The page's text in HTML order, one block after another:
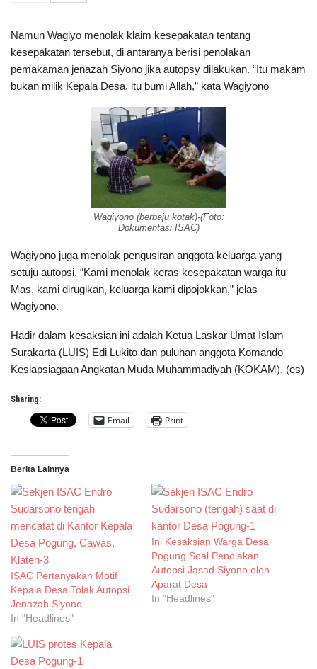
Namun Wagiyo menolak klaim kesepakatan tentang
kesepakatan tersebut, di antaranya berisi penolakan
pemakaman jenazah Siyono jika autopsy dilakukan. “Itu makam
bukan milik Kepala Desa, itu bumi Allah,” kata Wagiyono
Wagiyono (berbaju kotak)-(Foto:
Dokumentasi ISAC)
Wagiyono juga menolak pengusiran anggota keluarga yang
setuju autopsi. “Kami menolak keras kesepakatan warga itu
Mas, kami dirugikan, keluarga kami dipojokkan,” jelas
Wagiyono.
Hadir dalam kesaksian ini adalah Ketua Laskar Umat Islam
Surakarta (LUIS) Edi Lukito dan puluhan anggota Komando
Kesiapsiagaan Angkatan Muda Muhammadiyah (KOKAM). (es)
Sharing:
Email Print
Berita Lainnya
ISAC Pertanyakan Motif
Kepala Desa Tolak Autopsi
Jenazah Siyono
In "Headlines"
Ini Kesaksian Warga Desa
Pogung Soal Penolakan
Autopsi Jasad Siyono oleh
Aparat Desa
In "Headlines"